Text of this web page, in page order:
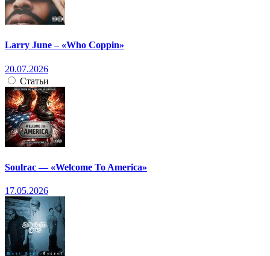
Larry June – «Who Coppin»
20.07.2026
Статьи
Soulrac — «Welcome To America»
17.05.2026